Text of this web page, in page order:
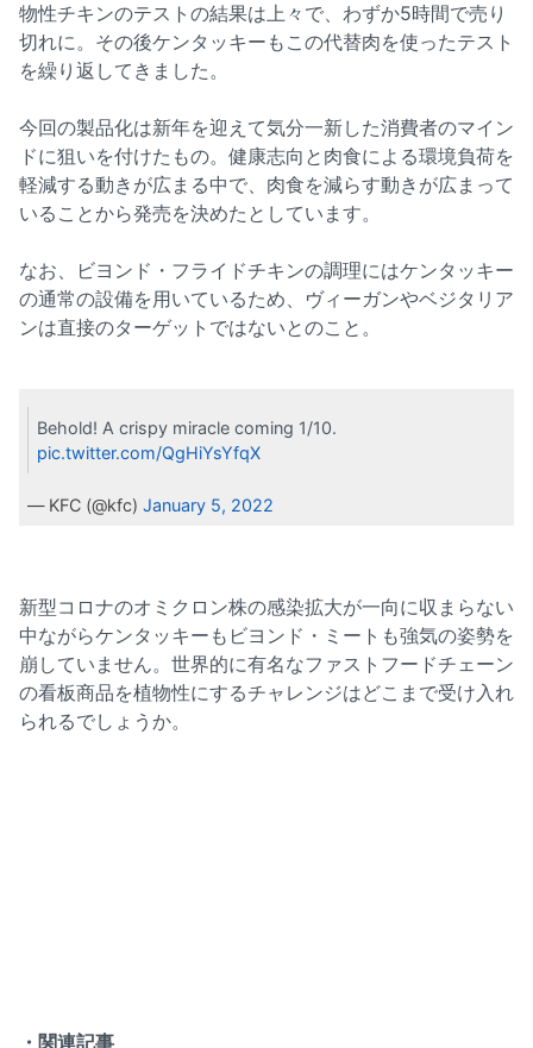
物性チキンのテストの結果は上々で、わずか5時間で売り
切れに。その後ケンタッキーもこの代替肉を使ったテスト
を繰り返してきました。
今回の製品化は新年を迎えて気分一新した消費者のマイン
ドに狙いを付けたもの。健康志向と肉食による環境負荷を
軽減する動きが広まる中で、肉食を減らす動きが広まって
いることから発売を決めたとしています。
なお、ビヨンド・フライドチキンの調理にはケンタッキー
の通常の設備を用いているため、ヴィーガンやベジタリア
ンは直接のターゲットではないとのこと。
Behold! A crispy miracle coming 1/10.
pic.twitter.com/QgHiYsYfqX
— KFC (@kfc)January 5, 2022
新型コロナのオミクロン株の感染拡大が一向に収まらない
中ながらケンタッキーもビヨンド・ミートも強気の姿勢を
崩していません。世界的に有名なファストフードチェーン
の看板商品を植物性にするチャレンジはどこまで受け入れ
られるでしょうか。
・関連記事